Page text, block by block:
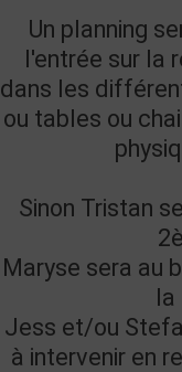
Un planning
l'entrée sur la
dans les
ou tables ou
Sinon Tristan
Maryse sera au
la
Jess et/ou
à intervenir en